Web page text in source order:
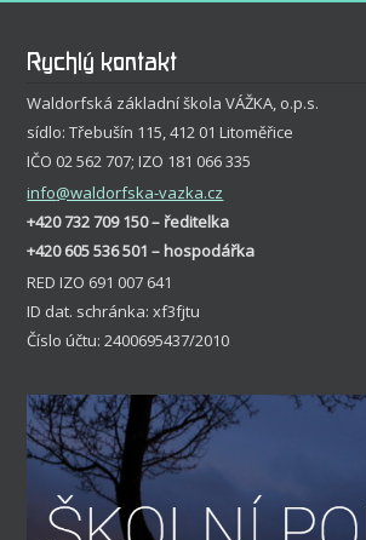
Rychlý kontakt
Waldorfská základní škola VÁŽKA, o.p.s.
sídlo: Třebušín 115, 412 01 Litoměřice
IČO 02 562 707; IZO 181 066 335
info@waldorfska-vazka.cz
+420 732 709 150 – ředitelka
+420 605 536 501 – hospodářka
RED IZO 691 007 641
ID dat. schránka: xf3fjtu
Číslo účtu: 2400695437/2010